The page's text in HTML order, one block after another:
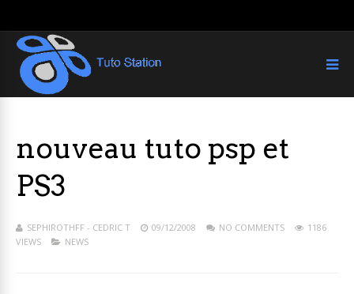
nouveau tuto psp et
PS3
SEPHIROTHFF - CEDRIC T 09/12/2008 NO COMMENTS
1186
VIEWS
NEWS